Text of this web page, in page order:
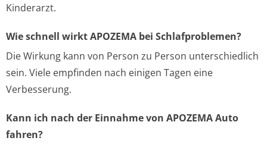
Kinderarzt.
Wie schnell wirkt APOZEMA bei Schlafproblemen?
Die Wirkung kann von Person zu Person unterschiedlich
sein. Viele empfinden nach einigen Tagen eine
Verbesserung.
Kann ich nach der Einnahme von APOZEMA Auto
fahren?